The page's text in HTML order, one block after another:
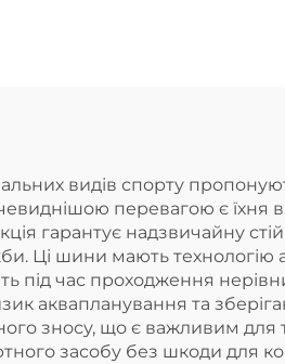
видів спорту
перевагою є їхня
гарантує надзвичайну
Ці шини мають
під час проходження
аквапланування та
зносу, що є важливим для
засобу без шкоди для